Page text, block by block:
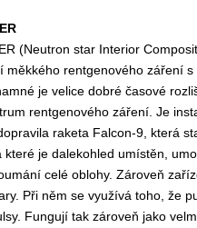
(Neutron star Interior
měkkého rentgenového záření
je velice dobré časové
rentgenového záření. Je
raketa Falcon-9, která
které je dalekohled umístěn,
celé oblohy. Zároveň
Při něm se využívá toho, že
Fungují tak zároveň jako